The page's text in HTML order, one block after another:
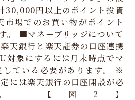
30,000円以上のポイント投資
市場でのお買い物がポイント
。
■マネーブリッジについて
天銀行と楽天証券の口座連携
対象にするには月末時点でマ
ている必要があります。
※
には楽天銀行の口座開設が必
【図2】